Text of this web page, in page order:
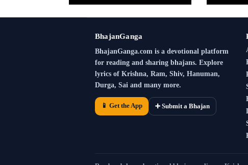
BhajanGanga
BhajanGanga.com is a devotional platform
for reading and sharing bhajans. Explore
lyrics of Krishna, Ram, Shiv, Hanuman,
Durga, Sai and many more.
📱 Get the App ➕ Submit a Bhajan